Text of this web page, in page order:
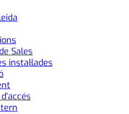
Sales
instal·lades